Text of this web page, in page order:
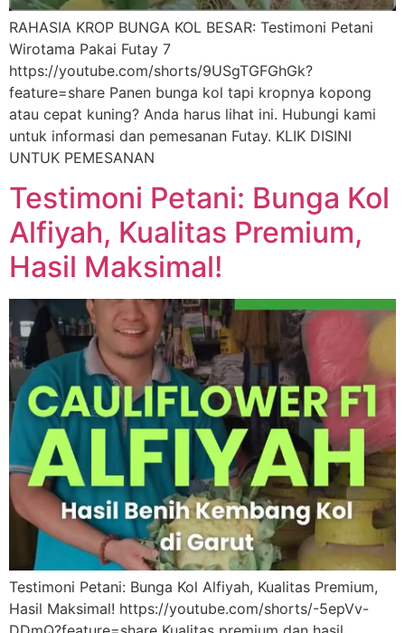
RAHASIA KROP BUNGA KOL BESAR: Testimoni Petani
Wirotama Pakai Futay 7
https://youtube.com/shorts/9USgTGFGhGk?
feature=share Panen bunga kol tapi kropnya kopong
atau cepat kuning? Anda harus lihat ini. Hubungi kami
untuk informasi dan pemesanan Futay. KLIK DISINI
UNTUK PEMESANAN
Testimoni Petani: Bunga Kol
Alfiyah, Kualitas Premium,
Hasil Maksimal!
Testimoni Petani: Bunga Kol Alfiyah, Kualitas Premium,
Hasil Maksimal! https://youtube.com/shorts/-5epVv-